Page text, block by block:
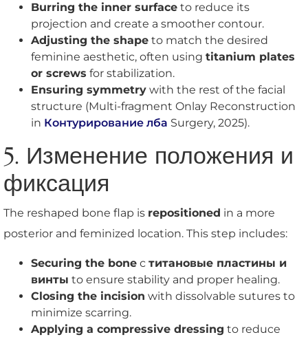
Burring the inner surface to reduce its
projection and create a smoother contour.
Adjusting the shape to match the desired
feminine aesthetic, often using titanium plates
or screws for stabilization.
Ensuring symmetry with the rest of the facial
structure (Multi-fragment Onlay Reconstruction
in Контурирование лба Surgery, 2025).
5. Изменение положения и
фиксация
The reshaped bone flap is repositioned in a more
posterior and feminized location. This step includes:
Securing the bone с титановые пластины и
винты to ensure stability and proper healing.
Closing the incision with dissolvable sutures to
minimize scarring.
Applying a compressive dressing to reduce